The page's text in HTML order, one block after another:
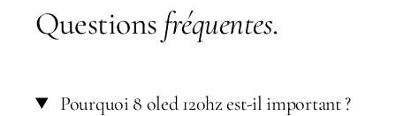
Questions fréquentes.
Pourquoi 8 oled 120hz est-il important ?